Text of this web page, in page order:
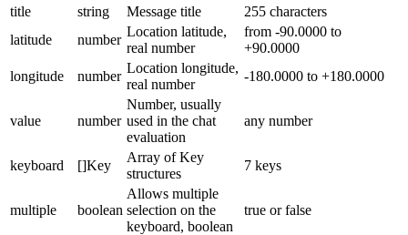
title
string Message title
255 characters
latitude
number
Location latitude,
real number
from -90.0000 to
+90.0000
longitude
number
Location longitude,
real number
-180.0000 to +180.0000
value number
Number, usually
used in the chat
evaluation
any number
keyboard []Key
Array of Key
structures
7 keys
multiple boolean
Allows multiple
selection on the
keyboard, boolean
true or false